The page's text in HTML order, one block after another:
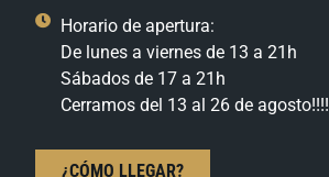
Horario de apertura:
De lunes a viernes de 13 a 21h
Sábados de 17 a 21h
Cerramos del 13 al 26 de agosto!!!!
¿CÓMO LLEGAR?